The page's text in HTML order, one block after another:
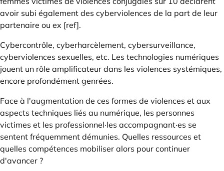
avoir subi également des cyberviolences de la part de leur
partenaire ou ex [ref].
Cybercontrôle, cyberharcèlement, cybersurveillance,
cyberviolences sexuelles, etc. Les technologies numériques
jouent un rôle amplificateur dans les violences systémiques,
encore profondément genrées.
Face à l'augmentation de ces formes de violences et aux
aspects techniques liés au numérique, les personnes
victimes et les professionnel·les accompagnant·es se
sentent fréquemment démunies. Quelles ressources et
quelles compétences mobiliser alors pour continuer
d'avancer ?